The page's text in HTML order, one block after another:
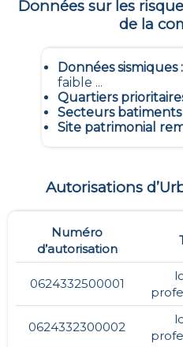
Données sur les
de la
Données sismiques:
faible ...
Quartiers
Secteurs
Site patrimonial
Autorisations
Numéro
d’autorisation
0624332500001
0624332300002